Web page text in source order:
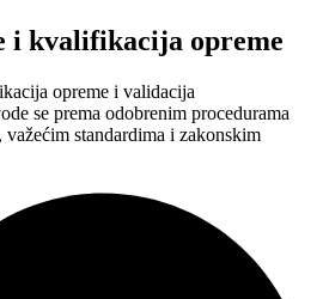
i kvalifikacija opreme
opreme i validacija
se prema odobrenim procedurama
važećim standardima i zakonskim